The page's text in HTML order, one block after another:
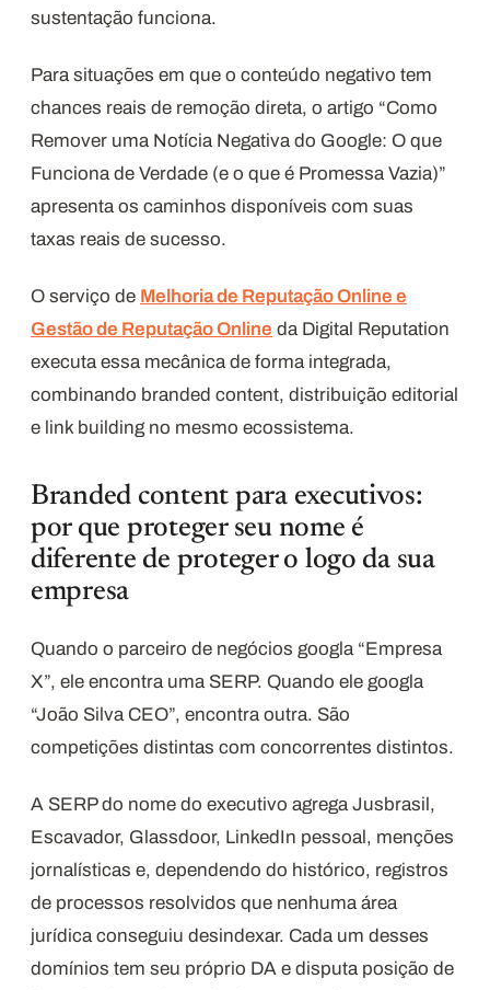
sustentação funciona.
Para situações em que o conteúdo negativo tem
chances reais de remoção direta, o artigo “Como
Remover uma Notícia Negativa do Google: O que
Funciona de Verdade (e o que é Promessa Vazia)”
apresenta os caminhos disponíveis com suas
taxas reais de sucesso.
O serviço de Melhoria de Reputação Online e
Gestão de Reputação Online da Digital Reputation
executa essa mecânica de forma integrada,
combinando branded content, distribuição editorial
e link building no mesmo ecossistema.
Branded content para executivos:
por que proteger seu nome é
diferente de proteger o logo da sua
empresa
Quando o parceiro de negócios googla “Empresa
X”, ele encontra uma SERP. Quando ele googla
“João Silva CEO”, encontra outra. São
competições distintas com concorrentes distintos.
A SERP do nome do executivo agrega Jusbrasil,
Escavador, Glassdoor, LinkedIn pessoal, menções
jornalísticas e, dependendo do histórico, registros
de processos resolvidos que nenhuma área
jurídica conseguiu desindexar. Cada um desses
domínios tem seu próprio DA e disputa posição de